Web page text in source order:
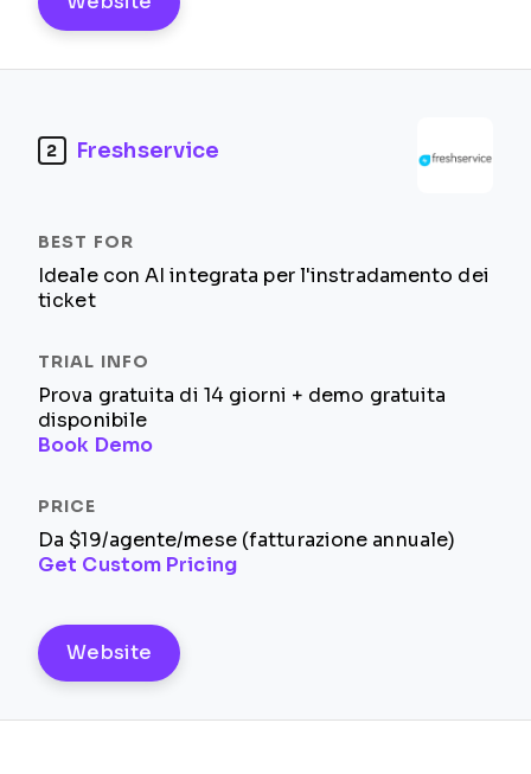
2 Freshservice
Ideale con AI integrata per l'instradamento dei
ticket
Prova gratuita di 14 giorni + demo gratuita
disponibile
Book Demo
Da $19/agente/mese (fatturazione annuale)
Get Custom Pricing
Website